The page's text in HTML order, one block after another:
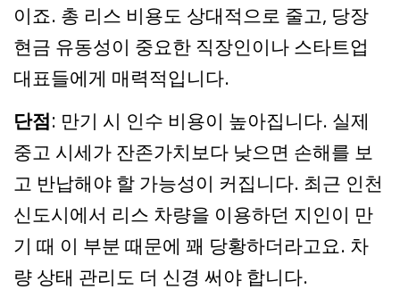
이죠. 총 리스 비용도 상대적으로 줄고, 당장
현금 유동성이 중요한 직장인이나 스타트업
대표들에게 매력적입니다.
단점: 만기 시 인수 비용이 높아집니다. 실제
중고 시세가 잔존가치보다 낮으면 손해를 보
고 반납해야 할 가능성이 커집니다. 최근 인천
신도시에서 리스 차량을 이용하던 지인이 만
기 때 이 부분 때문에 꽤 당황하더라고요. 차
량 상태 관리도 더 신경 써야 합니다.